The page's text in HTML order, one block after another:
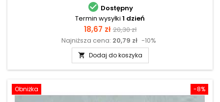
 Dostępny
Termin wysyłki 1 dzień
Cena
18,67 zł Cena
podstawowa
20,30 zł
Najniższa cena: 20,79 zł -10%
 Dodaj do koszyka
-8%
Obniżka